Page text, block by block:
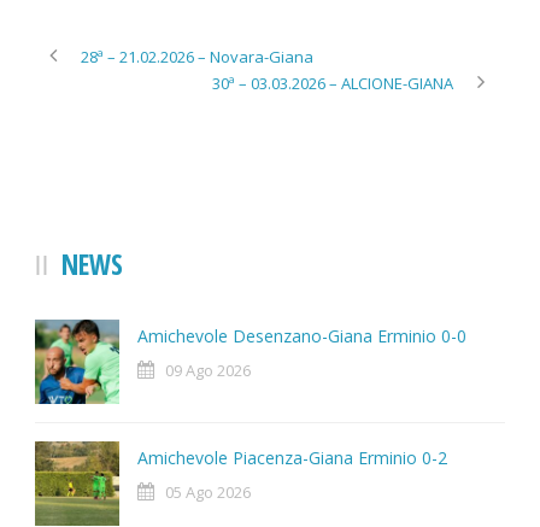
28ª – 21.02.2026 – Novara-Giana
30ª – 03.03.2026 – ALCIONE-GIANA
NEWS
Amichevole Desenzano-Giana Erminio 0-0
09 Ago 2026
Amichevole Piacenza-Giana Erminio 0-2
05 Ago 2026